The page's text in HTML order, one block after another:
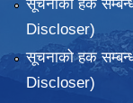
सूचनाको हक
Discloser)
सूचनाको हक
Discloser)